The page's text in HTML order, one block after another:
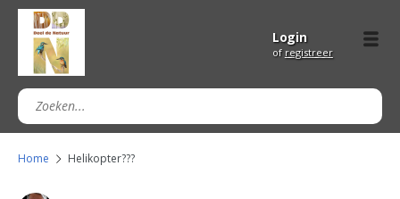
Login
of registreer
Home Helikopter???